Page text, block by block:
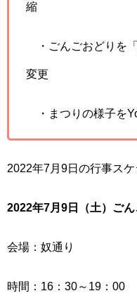
縮
・ごんごおどりを
変更
・まつりの様子を
2022年7月9日の行事ス
2022年7月9日（土）ごん
会場：奴通り
時間：16：30～19：00